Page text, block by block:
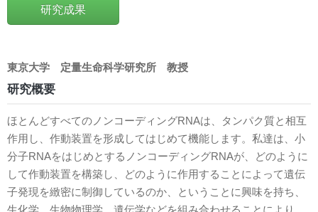
研究成果
東京大学 定量生命科学研究所 教授
研究概要
ほとんどすべてのノンコーディングRNAは、タンパク質と相互
作用し、作動装置を形成してはじめて機能します。私達は、小
分子RNAをはじめとするノンコーディングRNAが、どのように
して作動装置を構築し、どのように作用することによって遺伝
子発現を緻密に制御しているのか、ということに興味を持ち、
生化学、生物物理学、遺伝学などを組み合わせることにより、